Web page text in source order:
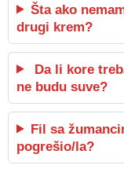
Šta ako
drugi krem?
Da li kore
ne budu suve?
Fil sa
pogrešio/la?